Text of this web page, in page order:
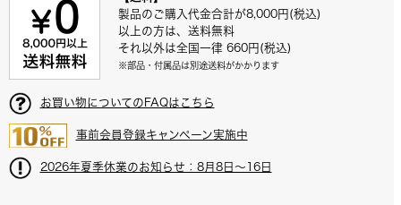
付属品
製品のご購入代金合計が8,000円(税込)
以上の方は、送料無料
それ以外は全国一律 660円(税込)
※部品・付属品は別途送料がかかります
お買い物についてのFAQはこちら
事前会員登録キャンペーン実施中
2026年夏季休業のお知らせ：8月8日～16日